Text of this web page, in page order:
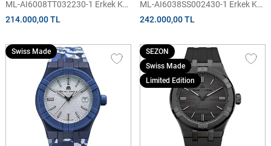
ML-AI6008TT032230-1 Erkek Kol
Saati
214.000,00 TL
ML-AI6038SS002430-1 Erkek Kol
Saati
242.000,00 TL
Swiss Made
SEZON
Swiss Made
Limited Edition